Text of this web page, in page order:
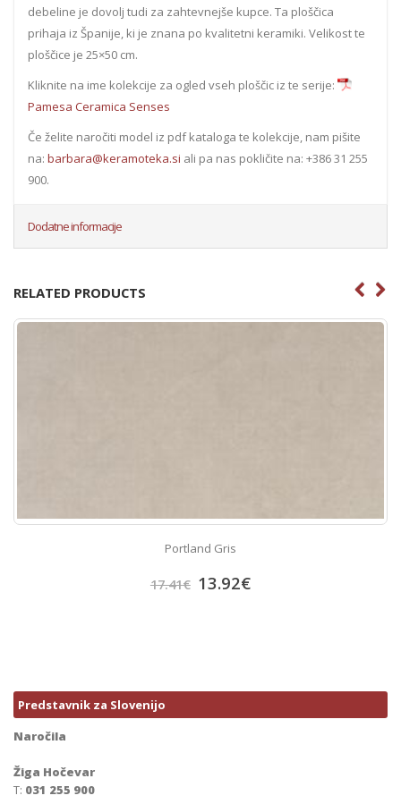
debeline je dovolj tudi za zahtevnejše kupce. Ta ploščica
prihaja iz Španije, ki je znana po kvalitetni keramiki. Velikost te
ploščice je 25×50 cm.
Kliknite na ime kolekcije za ogled vseh ploščic iz te serije:
Pamesa Ceramica Senses
Če želite naročiti model iz pdf kataloga te kolekcije, nam pišite
na: barbara@keramoteka.si ali pa nas pokličite na: +386 31 255
900.
Dodatne informacije
RELATED PRODUCTS
Portland Gris
17.41€ 13.92€
Predstavnik za Slovenijo
Naročila
Žiga Hočevar
T: 031 255 900